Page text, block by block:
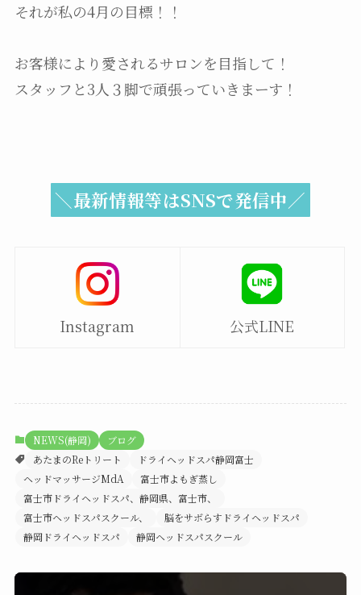
それが私の4月の目標！！
お客様により愛されるサロンを目指して！
スタッフと3人３脚で頑張っていきまーす！
＼最新情報等はSNSで発信中／
Instagram 公式LINE
NEWS(静岡)
ブログ
あたまのReトリート
ドライヘッドスパ静岡富士
ヘッドマッサージMdA
富士市よもぎ蒸し
富士市ドライヘッドスパ、静岡県、富士市、
富士市ヘッドスパスクール、
脳をサボらすドライヘッドスパ
静岡ドライヘッドスパ
静岡ヘッドスパスクール